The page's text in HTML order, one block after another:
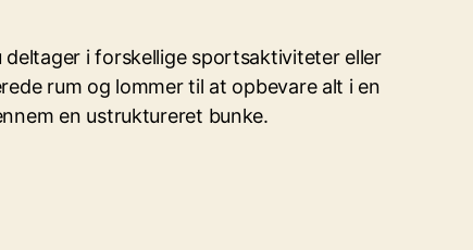
i forskellige sportsaktiviteter eller
rum og lommer til at opbevare alt i en
en ustruktureret bunke.